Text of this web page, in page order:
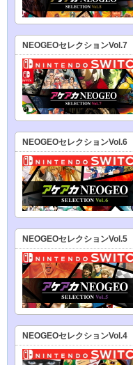
NEOGEOセレクションVol.7
NEOGEOセレクションVol.6
NEOGEOセレクションVol.5
NEOGEOセレクションVol.4